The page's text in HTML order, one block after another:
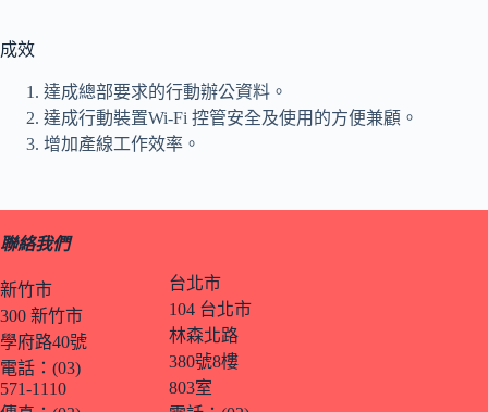
成效
達成總部要求的行動辦公資料。
達成行動裝置Wi-Fi 控管安全及使用的方便兼顧。
增加產線工作效率。
聯絡我們
新竹市
300 新竹市
學府路40號
電話：(03)
571-1110
台北市
104 台北市
林森北路
380號8樓
803室